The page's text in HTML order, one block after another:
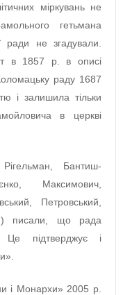
міркувань не
гетьмана
ради не згадували.
в 1857 р. в описі
раду 1687
і залишила тільки
в церкві
Бантиш-
Максимович,
Петровський,
) писали, що рада
Це підтверджує і
і Монархи» 2005 р.